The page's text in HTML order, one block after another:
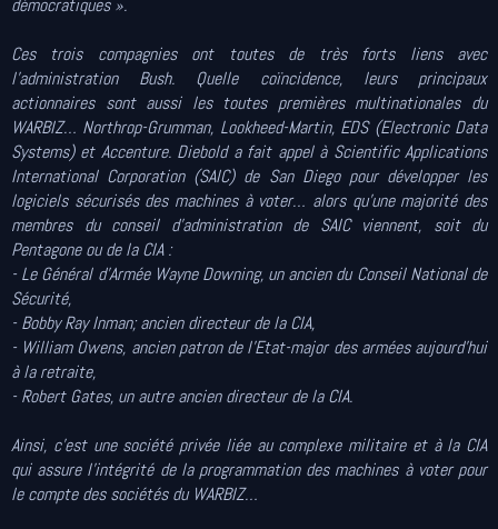
démocratiques ».
Ces trois compagnies ont toutes de très forts liens avec
l’administration Bush. Quelle coïncidence, leurs principaux
actionnaires sont aussi les toutes premières multinationales du
WARBIZ… Northrop-Grumman, Lookheed-Martin, EDS (Electronic Data
Systems) et Accenture. Diebold a fait appel à Scientific Applications
International Corporation (SAIC) de San Diego pour développer les
logiciels sécurisés des machines à voter… alors qu’une majorité des
membres du conseil d’administration de SAIC viennent, soit du
Pentagone ou de la CIA :
- Le Général d’Armée Wayne Downing, un ancien du Conseil National de
Sécurité,
- Bobby Ray Inman; ancien directeur de la CIA,
- William Owens, ancien patron de l’Etat-major des armées aujourd’hui
à la retraite,
- Robert Gates, un autre ancien directeur de la CIA.
Ainsi, c’est une société privée liée au complexe militaire et à la CIA
qui assure l’intégrité de la programmation des machines à voter pour
le compte des sociétés du WARBIZ…